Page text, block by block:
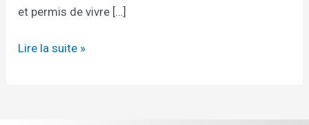
et permis de vivre […]
Lire la suite »